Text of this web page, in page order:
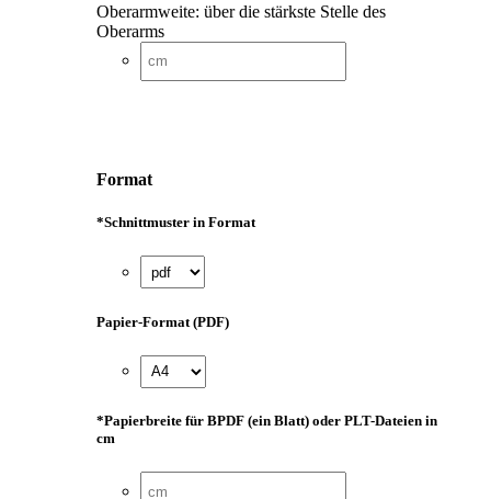
Oberarmweite: über die stärkste Stelle des
Oberarms
Format
*Schnittmuster in Format
Papier-Format (PDF)
*Papierbreite für BPDF (ein Blatt) oder PLT-Dateien in
cm